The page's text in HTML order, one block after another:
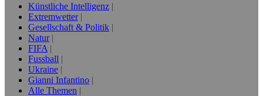
Künstliche Intelligenz
Extremwetter
Gesellschaft & Politik
Natur
FIFA
Fussball
Ukraine
Gianni Infantino
Alle Themen